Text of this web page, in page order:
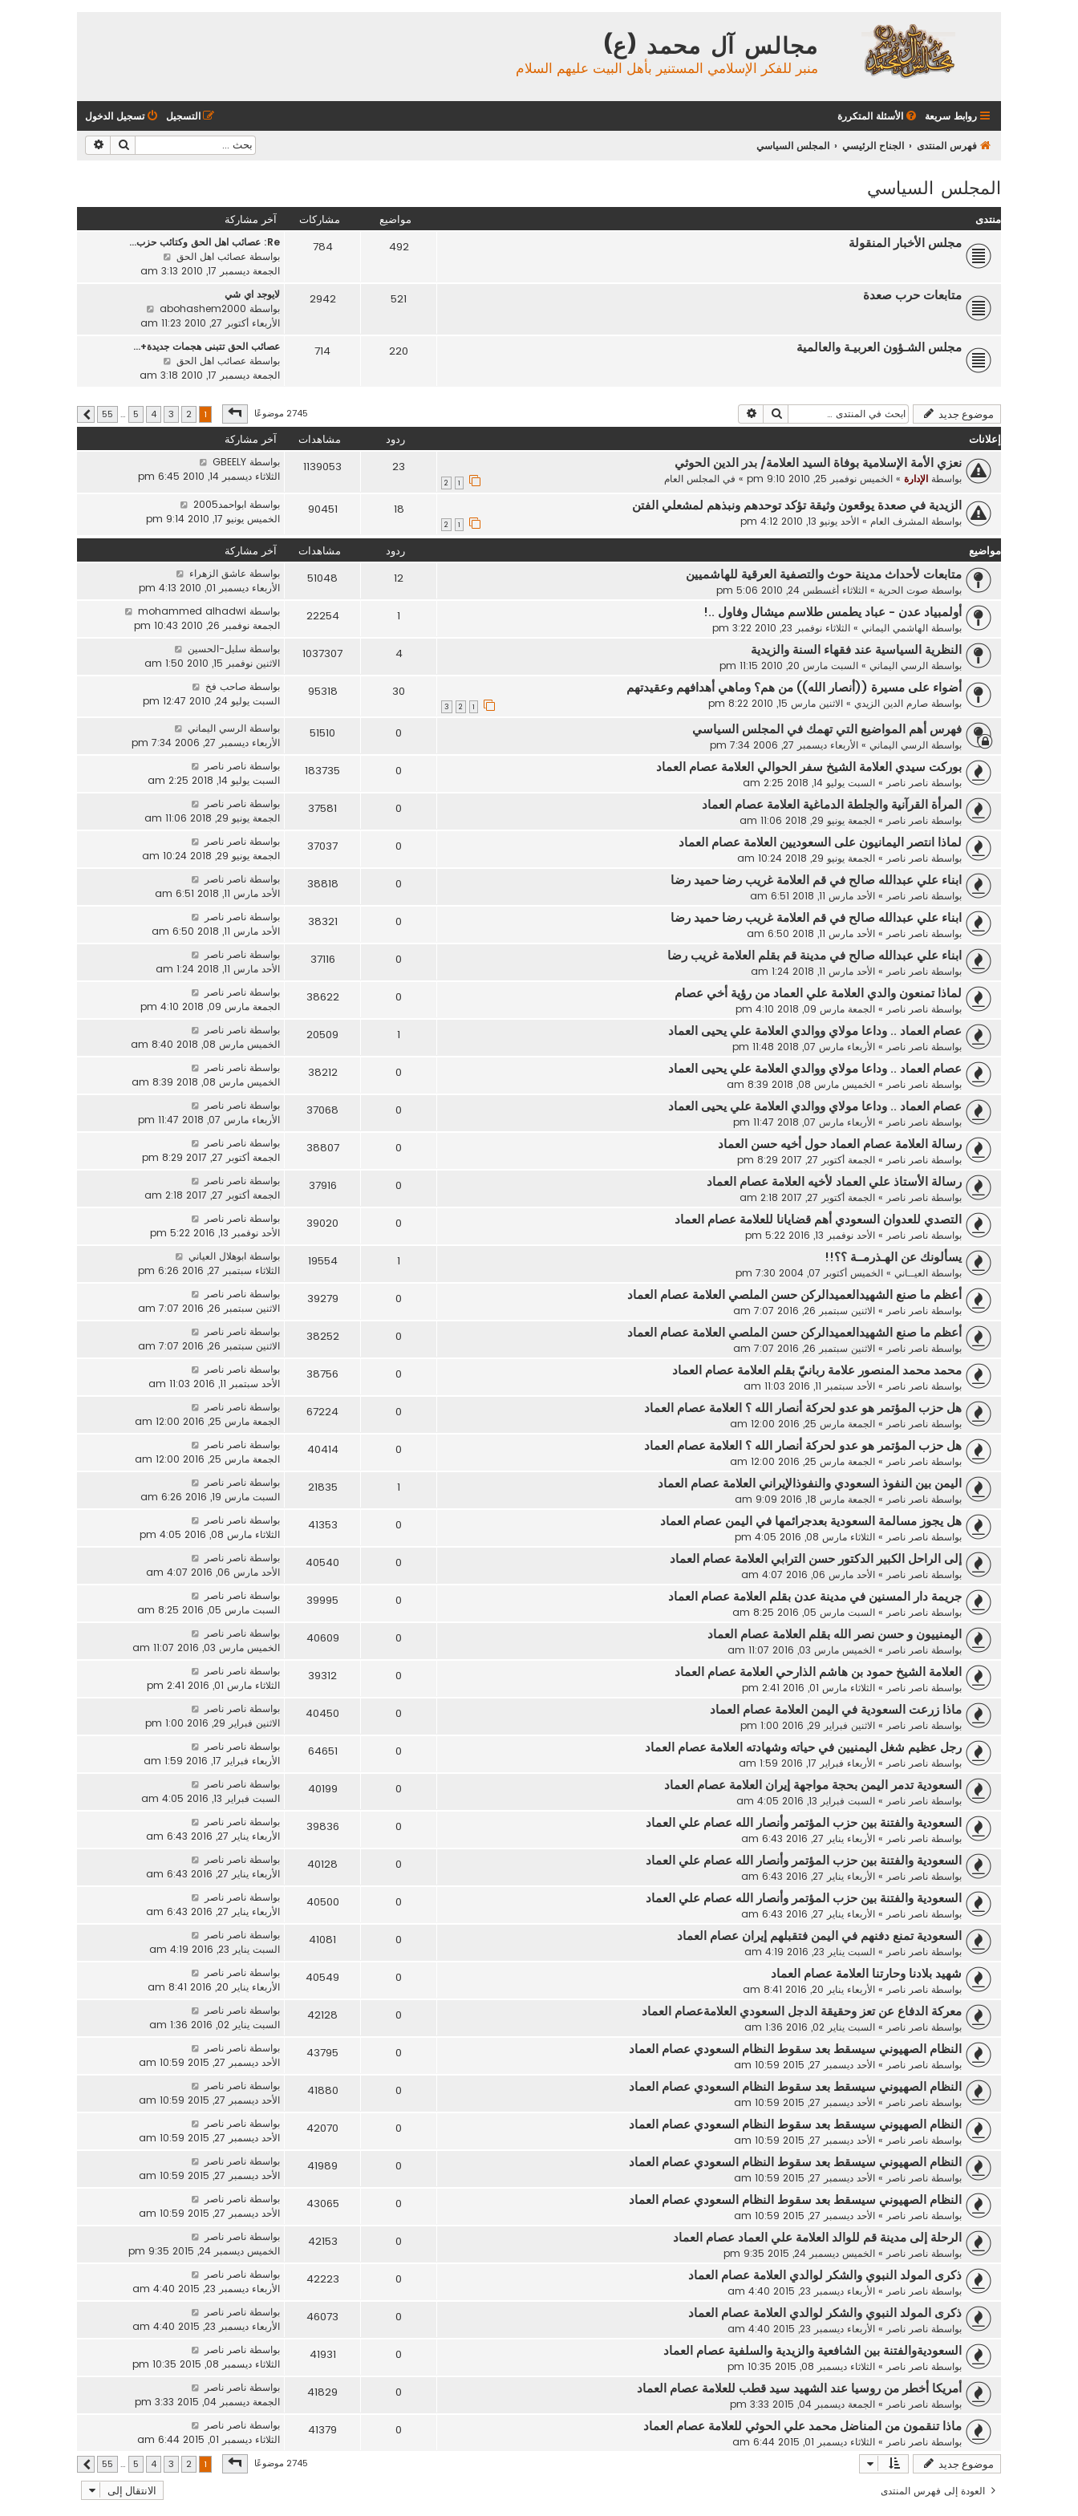
مجالس آل محمد (ع)
منبر للفكر الإسلامي المستنير بأهل البيت عليهم السلام
روابط سريعة الأسئلة المتكررة تسجيل الدخول التسجيل
فهرس المنتدى الجناح الرئيسي المجلس السياسي بحث
المجلس السياسي
منتدى مواضيع مشاركات آخر مشاركة
مجلس الأخبار المنقولة 492
784
Re: عصائب اهل الحق وكتائب حزب…
بواسطة عصائب اهل الحق
ا
آ
خ
ر
ش
ة
الجمعة ديسمبر 17, 2010 3:13 am
متابعات حرب صعدة 521
2942
لايوجد اي شي
بواسطة abohashem2000
ا
د
خ
م
ش
ر
ة
الأربعاء أكتوبر 27, 2010 11:23 am
مجلس الشـؤون العربيـة والعالمية 220
714
عصائب الحق تتبنى هجمات جديدة+…
بواسطة عصائب اهل الحق
ا
د
ش
ك
الجمعة ديسمبر 17, 2010 3:18 am
موضوع جديد بحث 2745 موضوعًا صفحة1 من55
1
2
3
4
5
…
55 التالي
إعلانات ردود مشاهدات آخر مشاركة
نعزي الأمة الإسلامية بوفاة السيد العلامة/ بدر الدين الحوثي
بواسطة الإدارة » الخميس نوفمبر 25, 2010 9:10 pm » في المجلس العام 1
2
23
1139053 بواسطة GBEELY
الثلاثاء ديسمبر 14, 2010 6:45 pm
الزيدية في صعدة يوقعون وثيقة تؤكد توحدهم ونبذهم لمشعلي الفتن
بواسطة المشرف العام » الأحد يونيو 13, 2010 4:12 pm 1
2
18
90451 بواسطة ابواحمد2005
الخميس يونيو 17, 2010 9:14 pm
مواضيع ردود مشاهدات آخر مشاركة
متابعات لأحداث مدينة حوث والتصفية العرقية للهاشميين
بواسطة صوت الحرية » الثلاثاء أغسطس 24, 2010 5:06 pm
12
51048 بواسطة عاشق الزهراء
الأربعاء ديسمبر 01, 2010 4:13 pm
أولمبياد عدن - عباد يطمس طلاسم ميشال وفاول ..!
بواسطة الهاشمي اليماني » الثلاثاء نوفمبر 23, 2010 3:22 pm
1
22254 بواسطة mohammed alhadwi
الجمعة نوفمبر 26, 2010 10:43 pm
النظرية السياسية عند فقهاء السنة والزيدية
بواسطة الرسي اليماني » السبت مارس 20, 2010 11:15 pm
4
1037307 بواسطة سليل-الحسين
الاثنين نوفمبر 15, 2010 1:50 am
أضواء على مسيرة ((أنصار الله)) من هم؟ وماهي أهدافهم وعقيدتهم
بواسطة صارم الدين الزيدي » الاثنين مارس 15, 2010 8:22 pm 1
2
3
30
95318 بواسطة صاحب فخ
السبت يوليو 24, 2010 12:47 pm
فهرس أهم المواضيع التي تهمك في المجلس السياسي
بواسطة الرسي اليماني » الأربعاء ديسمبر 27, 2006 7:34 pm
0
51510 بواسطة الرسي اليماني
الأربعاء ديسمبر 27, 2006 7:34 pm
بوركت سيدي العلامة الشيخ سفر الحوالي العلامة عصام العماد
بواسطة ناصر ناصر » السبت يوليو 14, 2018 2:25 am
0
183735 بواسطة ناصر ناصر
السبت يوليو 14, 2018 2:25 am
المرأة القرآنية والجلطة الدماغية العلامة عصام العماد
بواسطة ناصر ناصر » الجمعة يونيو 29, 2018 11:06 am
0
37581 بواسطة ناصر ناصر
الجمعة يونيو 29, 2018 11:06 am
لماذا انتصر اليمانيون على السعوديين العلامة عصام العماد
بواسطة ناصر ناصر » الجمعة يونيو 29, 2018 10:24 am
0
37037 بواسطة ناصر ناصر
الجمعة يونيو 29, 2018 10:24 am
ابناء علي عبدالله صالح في قم العلامة غريب رضا حميد رضا
بواسطة ناصر ناصر » الأحد مارس 11, 2018 6:51 am
0
38818 بواسطة ناصر ناصر
الأحد مارس 11, 2018 6:51 am
ابناء علي عبدالله صالح في قم العلامة غريب رضا حميد رضا
بواسطة ناصر ناصر » الأحد مارس 11, 2018 6:50 am
0
38321 بواسطة ناصر ناصر
الأحد مارس 11, 2018 6:50 am
ابناء علي عبدالله صالح في مدينة قم بقلم العلامة غريب رضا
بواسطة ناصر ناصر » الأحد مارس 11, 2018 1:24 am
0
37116 بواسطة ناصر ناصر
الأحد مارس 11, 2018 1:24 am
لماذا تمنعون والدي العلامة علي العماد من رؤية أخي عصام
بواسطة ناصر ناصر » الجمعة مارس 09, 2018 4:10 pm
0
38622 بواسطة ناصر ناصر
الجمعة مارس 09, 2018 4:10 pm
عصام العماد .. وداعا مولاي ووالدي العلامة علي يحيى العماد
بواسطة ناصر ناصر » الأربعاء مارس 07, 2018 11:48 pm
1
20509 بواسطة ناصر ناصر
الخميس مارس 08, 2018 8:40 am
عصام العماد .. وداعا مولاي ووالدي العلامة علي يحيى العماد
بواسطة ناصر ناصر » الخميس مارس 08, 2018 8:39 am
0
38212 بواسطة ناصر ناصر
الخميس مارس 08, 2018 8:39 am
عصام العماد .. وداعا مولاي ووالدي العلامة علي يحيى العماد
بواسطة ناصر ناصر » الأربعاء مارس 07, 2018 11:47 pm
0
37068 بواسطة ناصر ناصر
الأربعاء مارس 07, 2018 11:47 pm
رسالة العلامة عصام العماد حول أخيه حسن العماد
بواسطة ناصر ناصر » الجمعة أكتوبر 27, 2017 8:29 pm
0
38807 بواسطة ناصر ناصر
الجمعة أكتوبر 27, 2017 8:29 pm
رسالة الأستاذ علي العماد لأخيه العلامة عصام العماد
بواسطة ناصر ناصر » الجمعة أكتوبر 27, 2017 2:18 am
0
37916 بواسطة ناصر ناصر
الجمعة أكتوبر 27, 2017 2:18 am
التصدي للعدوان السعودي أهم قضايانا للعلامة عصام العماد
بواسطة ناصر ناصر » الأحد نوفمبر 13, 2016 5:22 pm
0
39020 بواسطة ناصر ناصر
الأحد نوفمبر 13, 2016 5:22 pm
يسألونك عن الهـذرمــة ؟؟!!
بواسطة العيــاني » الخميس أكتوبر 07, 2004 7:30 pm
1
19554 بواسطة ابوهلال العياني
الثلاثاء سبتمبر 27, 2016 6:26 pm
أعظم ما صنع الشهيدالعميدالركن حسن الملصي العلامة عصام العماد
بواسطة ناصر ناصر » الاثنين سبتمبر 26, 2016 7:07 am
0
39279 بواسطة ناصر ناصر
الاثنين سبتمبر 26, 2016 7:07 am
أعظم ما صنع الشهيدالعميدالركن حسن الملصي العلامة عصام العماد
بواسطة ناصر ناصر » الاثنين سبتمبر 26, 2016 7:07 am
0
38252 بواسطة ناصر ناصر
الاثنين سبتمبر 26, 2016 7:07 am
محمد محمد المنصور علامة ربانيّ بقلم العلامة عصام العماد
بواسطة ناصر ناصر » الأحد سبتمبر 11, 2016 11:03 am
0
38756 بواسطة ناصر ناصر
الأحد سبتمبر 11, 2016 11:03 am
هل حزب المؤتمر هو عدو لحركة أنصار الله ؟ العلامة عصام العماد
بواسطة ناصر ناصر » الجمعة مارس 25, 2016 12:00 am
0
67224 بواسطة ناصر ناصر
الجمعة مارس 25, 2016 12:00 am
هل حزب المؤتمر هو عدو لحركة أنصار الله ؟ العلامة عصام العماد
بواسطة ناصر ناصر » الجمعة مارس 25, 2016 12:00 am
0
40414 بواسطة ناصر ناصر
الجمعة مارس 25, 2016 12:00 am
اليمن بين النفوذ السعودي والنفوذالإيراني العلامة عصام العماد
بواسطة ناصر ناصر » الجمعة مارس 18, 2016 9:09 am
1
21835 بواسطة ناصر ناصر
السبت مارس 19, 2016 6:26 am
هل يجوز مسالمة السعودية بعدجرائمها في اليمن عصام العماد
بواسطة ناصر ناصر » الثلاثاء مارس 08, 2016 4:05 pm
0
41353 بواسطة ناصر ناصر
الثلاثاء مارس 08, 2016 4:05 pm
إلى الراحل الكبير الدكتور حسن الترابي العلامة عصام العماد
بواسطة ناصر ناصر » الأحد مارس 06, 2016 4:07 am
0
40540 بواسطة ناصر ناصر
الأحد مارس 06, 2016 4:07 am
جريمة دار المسنين في مدينة عدن بقلم العلامة عصام العماد
بواسطة ناصر ناصر » السبت مارس 05, 2016 8:25 am
0
39995 بواسطة ناصر ناصر
السبت مارس 05, 2016 8:25 am
اليمنييون و حسن نصر الله بقلم العلامة عصام العماد
بواسطة ناصر ناصر » الخميس مارس 03, 2016 11:07 am
0
40609 بواسطة ناصر ناصر
الخميس مارس 03, 2016 11:07 am
العلامة الشيخ حمود بن هاشم الذارحي العلامة عصام العماد
بواسطة ناصر ناصر » الثلاثاء مارس 01, 2016 2:41 pm
0
39312 بواسطة ناصر ناصر
الثلاثاء مارس 01, 2016 2:41 pm
ماذا زرعت السعودية في اليمن العلامة عصام العماد
بواسطة ناصر ناصر » الاثنين فبراير 29, 2016 1:00 pm
0
40450 بواسطة ناصر ناصر
الاثنين فبراير 29, 2016 1:00 pm
رجل عظيم شغل اليمنيين في حياته وشهادته العلامة عصام العماد
بواسطة ناصر ناصر » الأربعاء فبراير 17, 2016 1:59 am
0
64651 بواسطة ناصر ناصر
الأربعاء فبراير 17, 2016 1:59 am
السعودية تدمر اليمن بحجة مواجهة إيران العلامة عصام العماد
بواسطة ناصر ناصر » السبت فبراير 13, 2016 4:05 am
0
40199 بواسطة ناصر ناصر
السبت فبراير 13, 2016 4:05 am
السعودية والفتنة بين حزب المؤتمر وأنصار الله عصام علي العماد
بواسطة ناصر ناصر » الأربعاء يناير 27, 2016 6:43 am
0
39836 بواسطة ناصر ناصر
الأربعاء يناير 27, 2016 6:43 am
السعودية والفتنة بين حزب المؤتمر وأنصار الله عصام علي العماد
بواسطة ناصر ناصر » الأربعاء يناير 27, 2016 6:43 am
0
40128 بواسطة ناصر ناصر
الأربعاء يناير 27, 2016 6:43 am
السعودية والفتنة بين حزب المؤتمر وأنصار الله عصام علي العماد
بواسطة ناصر ناصر » الأربعاء يناير 27, 2016 6:43 am
0
40500 بواسطة ناصر ناصر
الأربعاء يناير 27, 2016 6:43 am
السعودية تمنع دفنهم في اليمن فتقبلهم إيران عصام العماد
بواسطة ناصر ناصر » السبت يناير 23, 2016 4:19 am
0
41081 بواسطة ناصر ناصر
السبت يناير 23, 2016 4:19 am
شهيد بلادنا وحارتنا العلامة عصام العماد
بواسطة ناصر ناصر » الأربعاء يناير 20, 2016 8:41 am
0
40549 بواسطة ناصر ناصر
الأربعاء يناير 20, 2016 8:41 am
معركة الدفاع عن تعز وحقيقة الدجل السعودي العلامةعصام العماد
بواسطة ناصر ناصر » السبت يناير 02, 2016 1:36 am
0
42128 بواسطة ناصر ناصر
السبت يناير 02, 2016 1:36 am
النظام الصهيوني سيسقط بعد سقوط النظام السعودي عصام العماد
بواسطة ناصر ناصر » الأحد ديسمبر 27, 2015 10:59 am
0
43795 بواسطة ناصر ناصر
الأحد ديسمبر 27, 2015 10:59 am
النظام الصهيوني سيسقط بعد سقوط النظام السعودي عصام العماد
بواسطة ناصر ناصر » الأحد ديسمبر 27, 2015 10:59 am
0
41880 بواسطة ناصر ناصر
الأحد ديسمبر 27, 2015 10:59 am
النظام الصهيوني سيسقط بعد سقوط النظام السعودي عصام العماد
بواسطة ناصر ناصر » الأحد ديسمبر 27, 2015 10:59 am
0
42070 بواسطة ناصر ناصر
الأحد ديسمبر 27, 2015 10:59 am
النظام الصهيوني سيسقط بعد سقوط النظام السعودي عصام العماد
بواسطة ناصر ناصر » الأحد ديسمبر 27, 2015 10:59 am
0
41989 بواسطة ناصر ناصر
الأحد ديسمبر 27, 2015 10:59 am
النظام الصهيوني سيسقط بعد سقوط النظام السعودي عصام العماد
بواسطة ناصر ناصر » الأحد ديسمبر 27, 2015 10:59 am
0
43065 بواسطة ناصر ناصر
الأحد ديسمبر 27, 2015 10:59 am
الرحلة إلى مدينة قم للوالد العلامة علي العماد عصام العماد
بواسطة ناصر ناصر » الخميس ديسمبر 24, 2015 9:35 pm
0
42153 بواسطة ناصر ناصر
الخميس ديسمبر 24, 2015 9:35 pm
ذكرى المولد النبوي والشكر لوالدي العلامة عصام العماد
بواسطة ناصر ناصر » الأربعاء ديسمبر 23, 2015 4:40 am
0
42223 بواسطة ناصر ناصر
الأربعاء ديسمبر 23, 2015 4:40 am
ذكرى المولد النبوي والشكر لوالدي العلامة عصام العماد
بواسطة ناصر ناصر » الأربعاء ديسمبر 23, 2015 4:40 am
0
46073 بواسطة ناصر ناصر
الأربعاء ديسمبر 23, 2015 4:40 am
السعوديةوالفتنة بين الشافعية والزيدية والسلفية عصام العماد
بواسطة ناصر ناصر » الثلاثاء ديسمبر 08, 2015 10:35 pm
0
41931 بواسطة ناصر ناصر
الثلاثاء ديسمبر 08, 2015 10:35 pm
أمريكا أخطر من روسيا عند الشهيد سيد قطب للعلامة عصام العماد
بواسطة ناصر ناصر » الجمعة ديسمبر 04, 2015 3:33 pm
0
41829 بواسطة ناصر ناصر
الجمعة ديسمبر 04, 2015 3:33 pm
ماذا تنقمون من المناضل محمد علي الحوثي للعلامة عصام العماد
بواسطة ناصر ناصر » الثلاثاء ديسمبر 01, 2015 6:44 am
0
41379 بواسطة ناصر ناصر
الثلاثاء ديسمبر 01, 2015 6:44 am
موضوع جديد 2745 موضوعًا صفحة1 من55
1
2
3
4
5
…
55 التالي
العودة إلى فهرس المنتدى الانتقال إلى